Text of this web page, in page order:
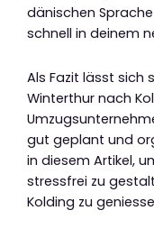
dänischen
schnell in deinem
Als Fazit lässt sich
Winterthur nach
gut geplant und
in diesem Artikel,
stressfrei zu
Kolding zu